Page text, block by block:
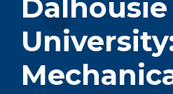
Dalhousie